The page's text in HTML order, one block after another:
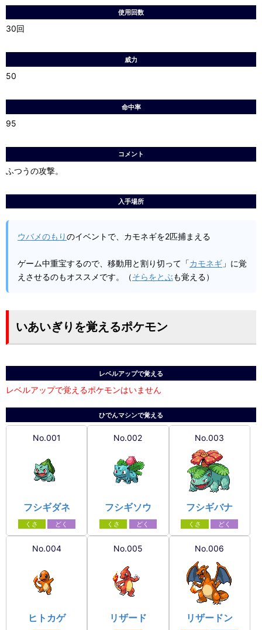
使用回数
30回
威力
50
命中率
95
コメント
ふつうの攻撃。
入手場所
ウバメのもりのイベントで、カモネギを2匹捕まえる
ゲーム中重宝するので、移動用と割り切って「カモネギ 」に覚
えさせるのもオススメです。（そらをとぶも覚える）
いあいぎりを覚えるポケモン
レベルアップで覚える
レベルアップで覚えるポケモンはいません
ひでんマシンで覚える
No.001
フシギダネ
くさ どく
No.002
フシギソウ
くさ どく
No.003
フシギバナ
くさ どく
No.004
ヒトカゲ
No.005
リザード
No.006
リザードン